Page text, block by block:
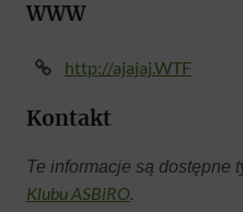
WWW
http://ajajaj.WTF
Kontakt
Te informacje są dostępne
Klubu ASBiRO.